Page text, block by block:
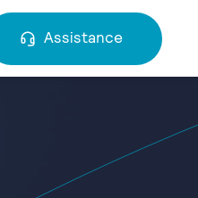
Assistance